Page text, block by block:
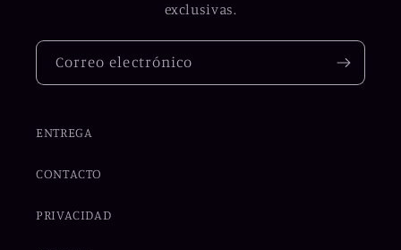
exclusivas.
Correo electrónico
ENTREGA
CONTACTO
PRIVACIDAD